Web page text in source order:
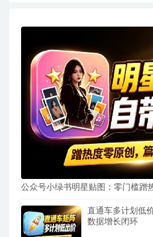
公众号小绿书明星贴图：零门槛蹭
直通车多计划低
数据增长闭环